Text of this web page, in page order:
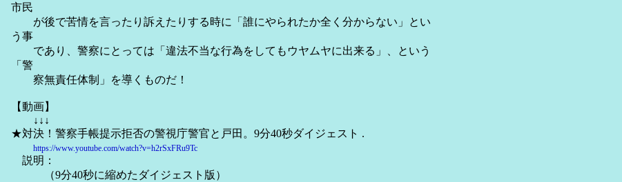
市民
が後で苦情を言ったり訴えたりする時に「誰にやられたか全く分からない」とい
う事
であり、警察にとっては「違法不当な行為をしてもウヤムヤに出来る」、という
「警
察無責任体制」を導くものだ！
【動画】
↓↓↓
★対決！警察手帳提示拒否の警視庁警官と戸田。9分40秒ダイジェスト .
https://www.youtube.com/watch?v=h2rSxFRu9Tc
説明：
（9分40秒に縮めたダイジェスト版）